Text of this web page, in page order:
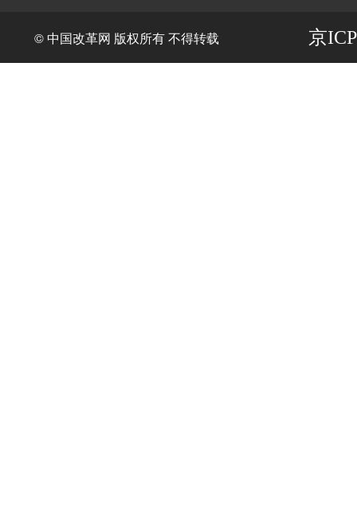
© 中国改革网 版权所有 不得转载 京